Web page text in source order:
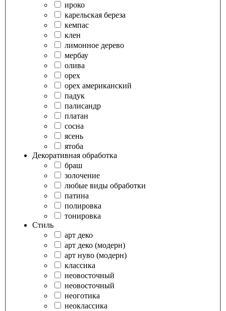
ироко
карельская береза
кемпас
клен
лимонное дерево
мербау
олива
орех
орех американский
падук
палисандр
платан
сосна
ясень
ятоба
Декоративная обработка
браш
золочение
любые виды обработки
патина
полировка
тонировка
Стиль
арт деко
арт деко (модерн)
арт нуво (модерн)
классика
неовосточный
неовосточный
неоготика
неоклассика